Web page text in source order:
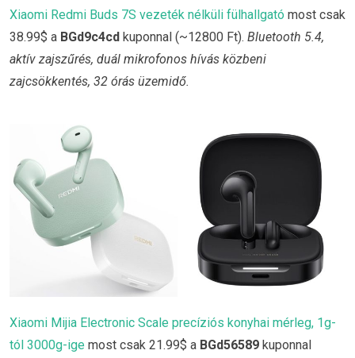
Xiaomi Redmi Buds 7S vezeték nélküli fülhallgató most csak
38.99$ a BGd9c4cd kuponnal (~12800 Ft). Bluetooth 5.4,
aktív zajszűrés, duál mikrofonos hívás közbeni
zajcsökkentés, 32 órás üzemidő.
Xiaomi Mijia Electronic Scale precíziós konyhai mérleg, 1g-
tól 3000g-ige most csak 21.99$ a BGd56589 kuponnal